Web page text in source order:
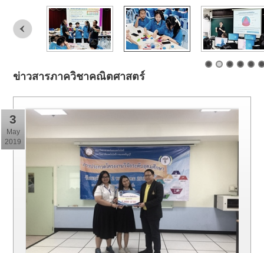
ข่าวสารภาควิชาคณิตศาสตร์
3
May
2019